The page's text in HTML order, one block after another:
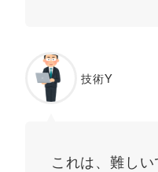
技術Y
これは、難しい